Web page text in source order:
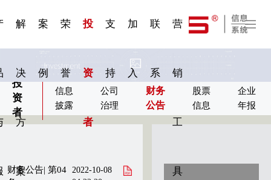
解
决
方
案
案
例
荣
誉
投
资
者
支
持
加
入
联
系
营
销
工
具
投
资
者
信息
披露
公司
治理
财务
公告
股票
信息
企业
年报
财务公告| 第04
2022-10-08